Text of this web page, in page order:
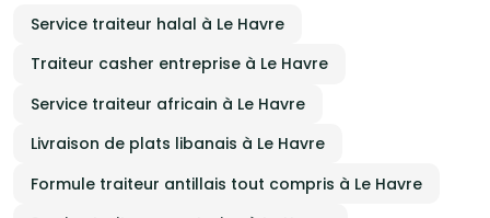
Service traiteur halal à Le Havre
Traiteur casher entreprise à Le Havre
Service traiteur africain à Le Havre
Livraison de plats libanais à Le Havre
Formule traiteur antillais tout compris à Le Havre